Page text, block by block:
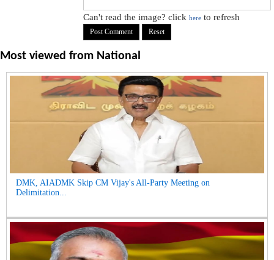
Can't read the image? clickhere to refresh
Most viewed from National
DMK, AIADMK Skip CM Vijay's All-Party Meeting on
Delimitation...